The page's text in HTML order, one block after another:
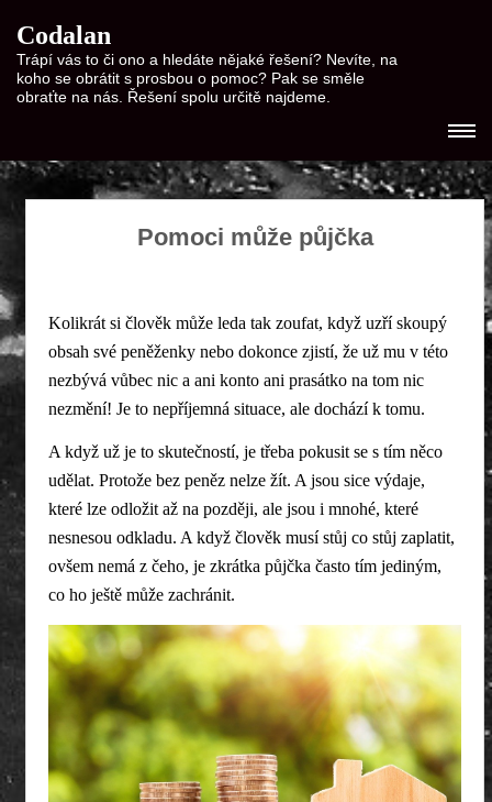
Codalan
Trápí vás to či ono a hledáte nějaké řešení? Nevíte, na
koho se obrátit s prosbou o pomoc? Pak se směle
obraťte na nás. Řešení spolu určitě najdeme.
Pomoci může půjčka
Kolikrát si člověk může leda tak zoufat, když uzří skoupý
obsah své peněženky nebo dokonce zjistí, že už mu v této
nezbývá vůbec nic a ani konto ani prasátko na tom nic
nezmění! Je to nepříjemná situace, ale dochází k tomu.
A když už je to skutečností, je třeba pokusit se s tím něco
udělat. Protože bez peněz nelze žít. A jsou sice výdaje,
které lze odložit až na později, ale jsou i mnohé, které
nesnesou odkladu. A když člověk musí stůj co stůj zaplatit,
ovšem nemá z čeho, je zkrátka půjčka často tím jediným,
co ho ještě může zachránit.